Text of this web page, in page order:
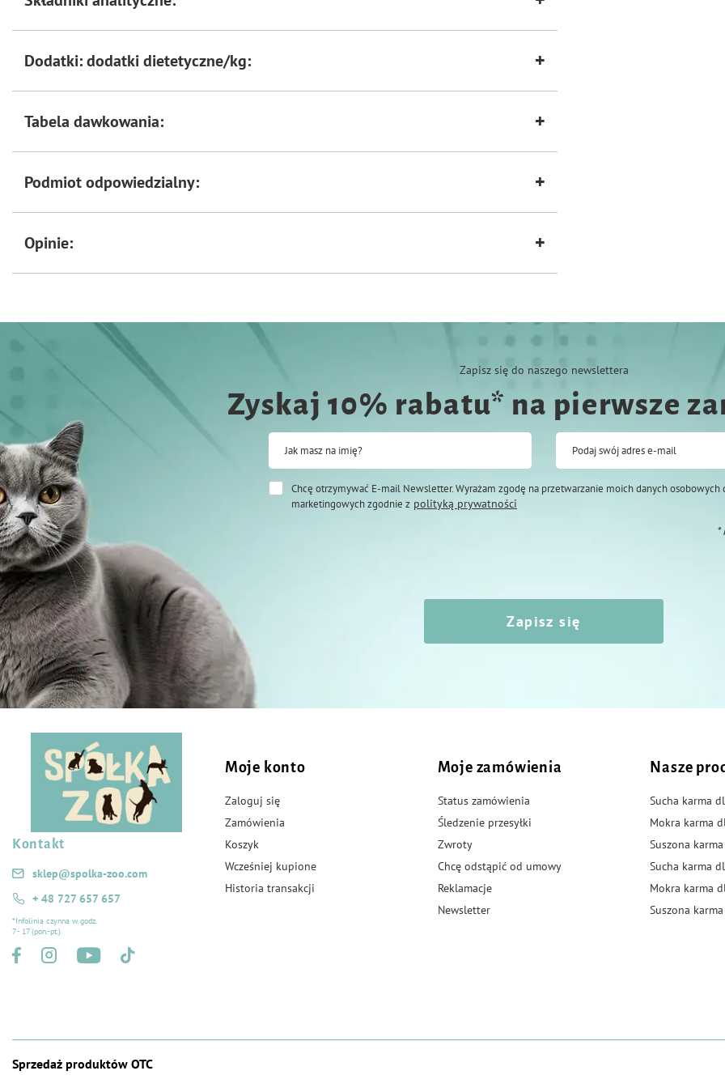
Dodatki: dodatki dietetyczne/kg:
Tabela dawkowania:
Podmiot odpowiedzialny:
Opinie:
Zapisz się do naszego newslettera
Zyskaj 10% rabatu* na pierwsze
Jak masz na imię? Podaj swój adres e-mail
Chcę otrzymywać E-mail Newsletter. Wyrażam zgodę na przetwarzanie moich danych osobowych
marketingowych zgodnie z polityką prywatności
*
Zapisz się
Kontakt
sklep@spolka-zoo.com
+ 48 727 657 657
*Infolinia czynna w godz.
7 - 17 (pon.-pt.)
Moje konto
Zaloguj się
Zamówienia
Koszyk
Wcześniej kupione
Historia transakcji
Moje zamówienia
Status zamówienia
Śledzenie przesyłki
Zwroty
Chcę odstąpić od umowy
Reklamacje
Newsletter
Nasze
Sucha karma
Mokra karma
Suszona
Sucha karma
Mokra karma
Suszona
Sprzedaż produktów OTC